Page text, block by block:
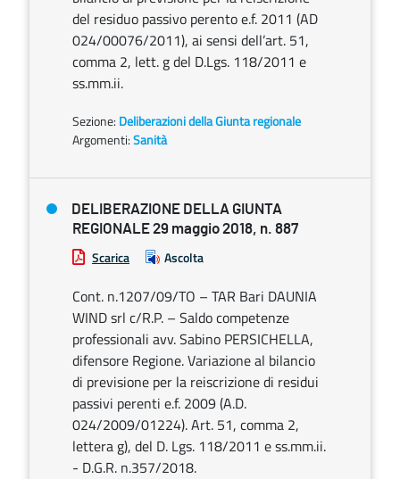
del residuo passivo perento e.f. 2011 (AD
024/00076/2011), ai sensi dell’art. 51,
comma 2, lett. g del D.Lgs. 118/2011 e
ss.mm.ii.
Sezione: Deliberazioni della Giunta regionale
Argomenti:Sanità
DELIBERAZIONE DELLA GIUNTA
REGIONALE 29 maggio 2018, n. 887
Scarica Ascolta
Cont. n.1207/09/TO – TAR Bari DAUNIA
WIND srl c/R.P. – Saldo competenze
professionali avv. Sabino PERSICHELLA,
difensore Regione. Variazione al bilancio
di previsione per la reiscrizione di residui
passivi perenti e.f. 2009 (A.D.
024/2009/01224). Art. 51, comma 2,
lettera g), del D. Lgs. 118/2011 e ss.mm.ii.
- D.G.R. n.357/2018.